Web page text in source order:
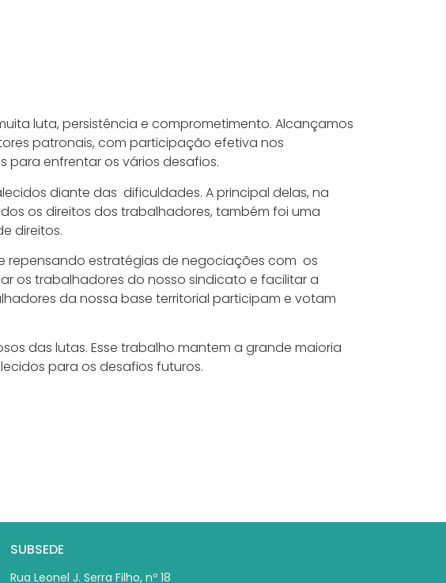
luta, persistência e comprometimento. Alcançamos
patronais, com participação efetiva nos
para enfrentar os vários desafios.
diante das dificuldades. A principal delas, na
os direitos dos trabalhadores, também foi uma
direitos.
repensando estratégias de negociações com os
os trabalhadores do nosso sindicato e facilitar a
da nossa base territorial participam e votam
das lutas. Esse trabalho mantem a grande maioria
para os desafios futuros.
SUBSEDE
Rua Leonel J. Serra Filho, nº 18